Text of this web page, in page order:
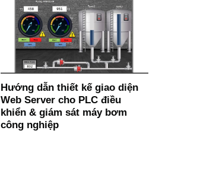
Hướng dẫn thiết kế giao diện
Web Server cho PLC điều
khiển & giám sát máy bơm
công nghiệp